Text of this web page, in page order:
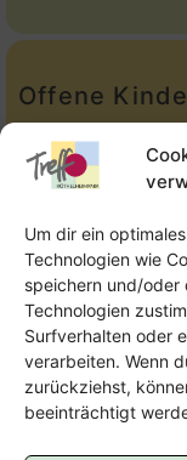
Um dir ein
Technologien wie
speichern und/oder
Technologien
Surfverhalten oder
verarbeiten. Wenn
zurückziehst,
beeinträchtigt
Offene
Tel.:Telefon:
E-Mail:
Offene
Tel:
09131–302259
E-Mail: